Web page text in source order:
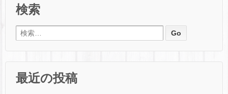
検索
検索:
最近の投稿